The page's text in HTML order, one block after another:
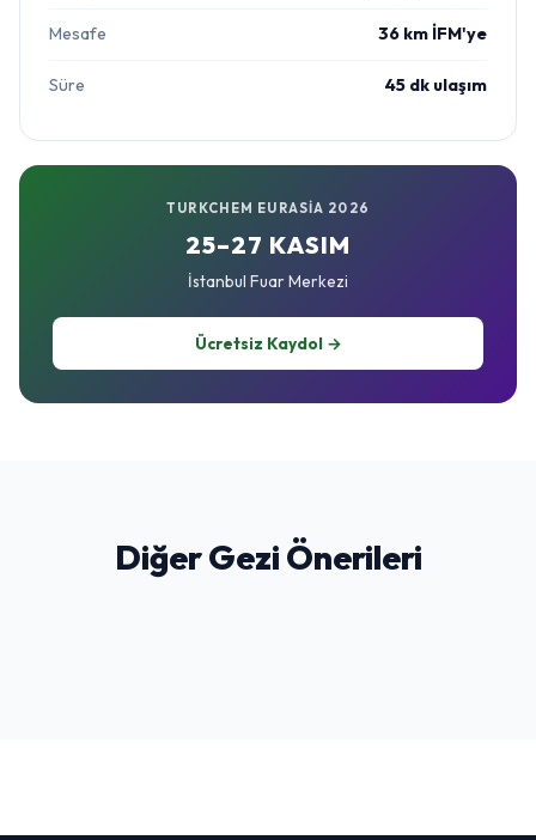
Mesafe 36 km İFM'ye
Süre 45 dk ulaşım
TURKCHEM EURASIA 2026
25–27 KASIM
İstanbul Fuar Merkezi
Ücretsiz Kaydol →
Diğer Gezi Önerileri
Sultanahmet & Tarihi Yarımada